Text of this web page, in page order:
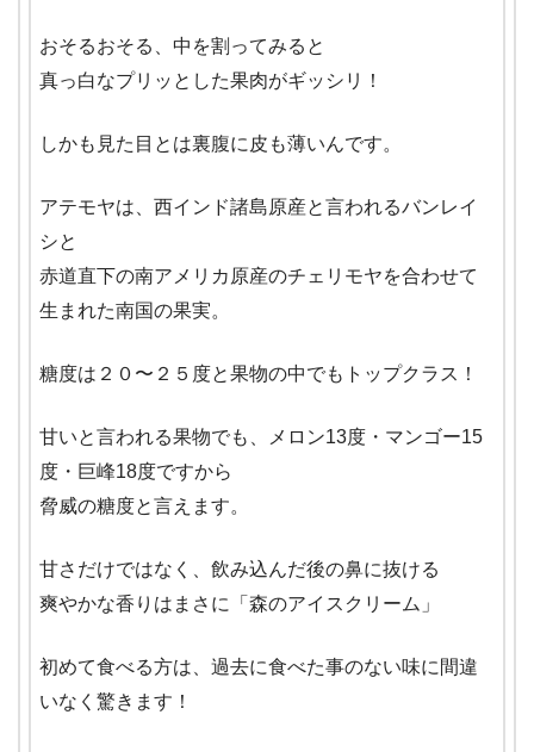
おそるおそる、中を割ってみると
真っ白なプリッとした果肉がギッシリ！
しかも見た目とは裏腹に皮も薄いんです。
アテモヤは、西インド諸島原産と言われるバンレイ
シと
赤道直下の南アメリカ原産のチェリモヤを合わせて
生まれた南国の果実。
糖度は２０〜２５度と果物の中でもトップクラス！
甘いと言われる果物でも、メロン13度・マンゴー15
度・巨峰18度ですから
脅威の糖度と言えます。
甘さだけではなく、飲み込んだ後の鼻に抜ける
爽やかな香りはまさに「森のアイスクリーム」
初めて食べる方は、過去に食べた事のない味に間違
いなく驚きます！